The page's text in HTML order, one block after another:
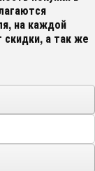
на каждой
скидки, а так же